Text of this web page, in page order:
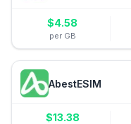
$4.58
per GB
AbestESIM
$13.38